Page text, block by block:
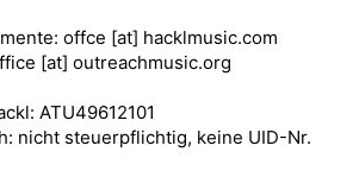
offce [at] hacklmusic.com
[at] outreachmusic.org
ATU49612101
nicht steuerpflichtig, keine UID-Nr.